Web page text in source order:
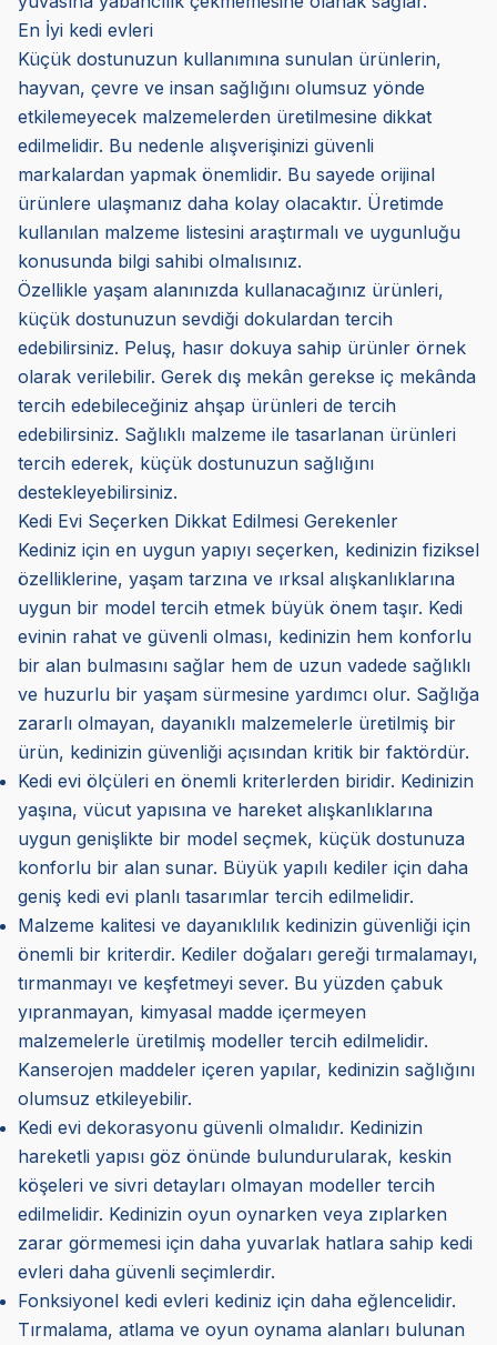
En İyi kedi evleri
Küçük dostunuzun kullanımına sunulan ürünlerin,
hayvan, çevre ve insan sağlığını olumsuz yönde
etkilemeyecek malzemelerden üretilmesine dikkat
edilmelidir. Bu nedenle alışverişinizi güvenli
markalardan yapmak önemlidir. Bu sayede orijinal
ürünlere ulaşmanız daha kolay olacaktır. Üretimde
kullanılan malzeme listesini araştırmalı ve uygunluğu
konusunda bilgi sahibi olmalısınız.
Özellikle yaşam alanınızda kullanacağınız ürünleri,
küçük dostunuzun sevdiği dokulardan tercih
edebilirsiniz. Peluş, hasır dokuya sahip ürünler örnek
olarak verilebilir. Gerek dış mekân gerekse iç mekânda
tercih edebileceğiniz ahşap ürünleri de tercih
edebilirsiniz. Sağlıklı malzeme ile tasarlanan ürünleri
tercih ederek, küçük dostunuzun sağlığını
destekleyebilirsiniz.
Kedi Evi Seçerken Dikkat Edilmesi Gerekenler
Kediniz için en uygun yapıyı seçerken, kedinizin fiziksel
özelliklerine, yaşam tarzına ve ırksal alışkanlıklarına
uygun bir model tercih etmek büyük önem taşır. Kedi
evinin rahat ve güvenli olması, kedinizin hem konforlu
bir alan bulmasını sağlar hem de uzun vadede sağlıklı
ve huzurlu bir yaşam sürmesine yardımcı olur. Sağlığa
zararlı olmayan, dayanıklı malzemelerle üretilmiş bir
ürün, kedinizin güvenliği açısından kritik bir faktördür.
Kedi evi ölçüleri en önemli kriterlerden biridir. Kedinizin
yaşına, vücut yapısına ve hareket alışkanlıklarına
uygun genişlikte bir model seçmek, küçük dostunuza
konforlu bir alan sunar. Büyük yapılı kediler için daha
geniş kedi evi planlı tasarımlar tercih edilmelidir.
Malzeme kalitesi ve dayanıklılık kedinizin güvenliği için
önemli bir kriterdir. Kediler doğaları gereği tırmalamayı,
tırmanmayı ve keşfetmeyi sever. Bu yüzden çabuk
yıpranmayan, kimyasal madde içermeyen
malzemelerle üretilmiş modeller tercih edilmelidir.
Kanserojen maddeler içeren yapılar, kedinizin sağlığını
olumsuz etkileyebilir.
Kedi evi dekorasyonu güvenli olmalıdır. Kedinizin
hareketli yapısı göz önünde bulundurularak, keskin
köşeleri ve sivri detayları olmayan modeller tercih
edilmelidir. Kedinizin oyun oynarken veya zıplarken
zarar görmemesi için daha yuvarlak hatlara sahip kedi
evleri daha güvenli seçimlerdir.
Fonksiyonel kedi evleri kediniz için daha eğlencelidir.
Tırmalama, atlama ve oyun oynama alanları bulunan